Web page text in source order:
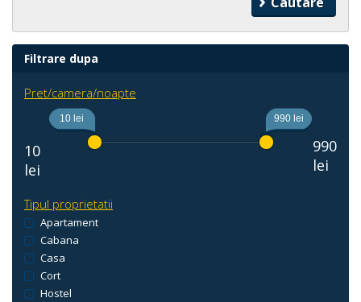
Filtrare dupa
Pret/camera/noapte
10
lei
10 lei 990 lei
990
lei
Tipul proprietatii
Apartament
Cabana
Casa
Cort
Hostel